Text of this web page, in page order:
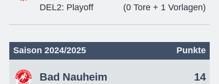
DEL2: Playoff (0 Tore + 1 Vorlagen)
Saison 2024/2025 Punkte
Bad Nauheim 14